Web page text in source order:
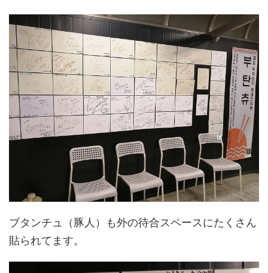
ブタンチュ（豚人）も外の待合スペースにたくさん
貼られてます。